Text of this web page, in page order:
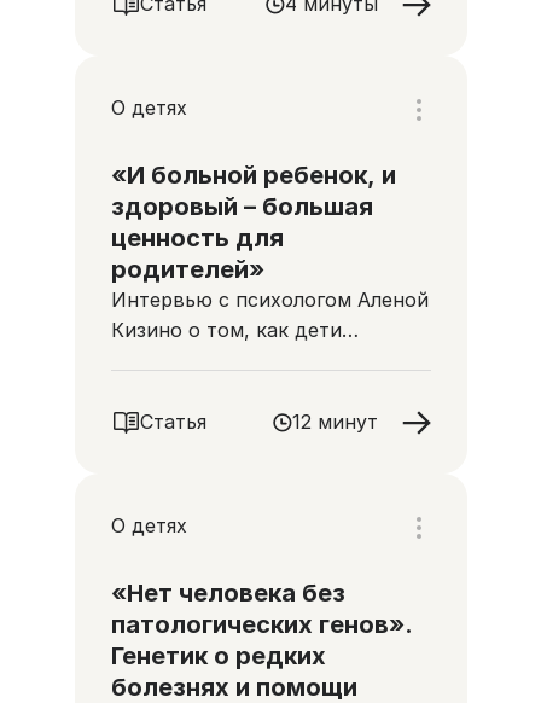
О детях
«И больной ребенок, и
здоровый – большая
ценность для
родителей»
Интервью с психологом Аленой
Кизино о том, как дети
Статья
12 минут
О детях
«Нет человека без
патологических генов».
Генетик о редких
болезнях и помощи